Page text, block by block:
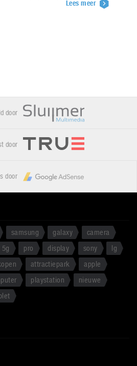
Lees meer
door
door
door
samsung galaxy
camera
5g pro display sony
lg
attractiepark
apple
playstation
nieuwe